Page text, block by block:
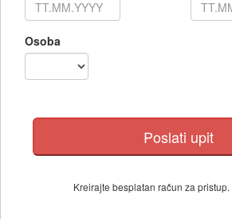
Osoba
Kreirajte besplatan račun za pristup.